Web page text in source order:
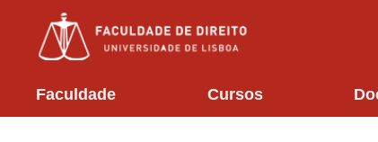
Faculdade Cursos